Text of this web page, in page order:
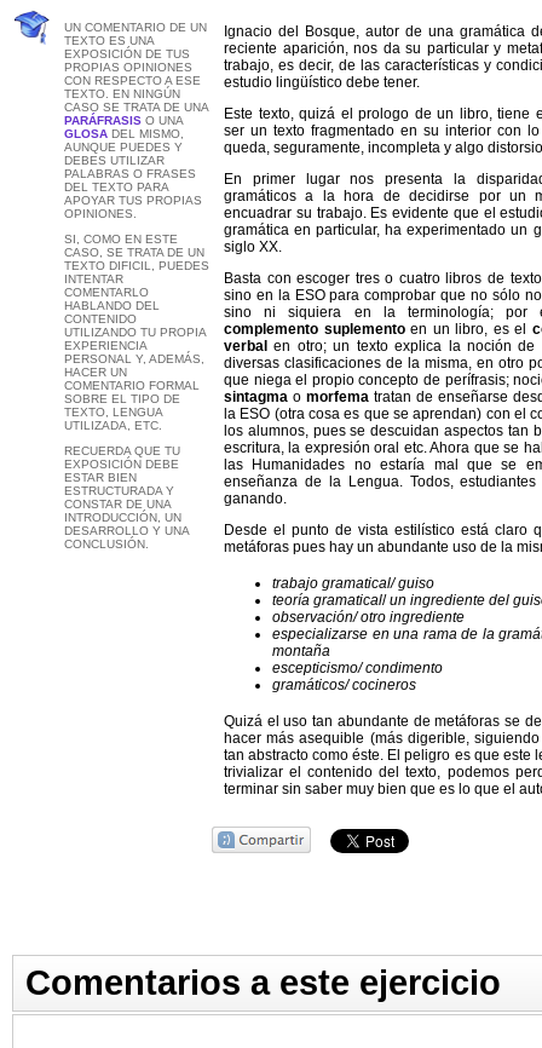
UN COMENTARIO DE UN
TEXTO ES UNA
EXPOSICIÓN DE TUS
PROPIAS OPINIONES
CON RESPECTO A ESE
TEXTO. EN NINGÚN
CASO SE TRATA DE UNA
PARÁFRASIS O UNA
GLOSA DEL MISMO,
AUNQUE PUEDES Y
DEBES UTILIZAR
PALABRAS O FRASES
DEL TEXTO PARA
APOYAR TUS PROPIAS
OPINIONES.
SI, COMO EN ESTE
CASO, SE TRATA DE UN
TEXTO DIFICIL, PUEDES
INTENTAR
COMENTARLO
HABLANDO DEL
CONTENIDO
UTILIZANDO TU PROPIA
EXPERIENCIA
PERSONAL Y, ADEMÁS,
HACER UN
COMENTARIO FORMAL
SOBRE EL TIPO DE
TEXTO, LENGUA
UTILIZADA, ETC.
RECUERDA QUE TU
EXPOSICIÓN DEBE
ESTAR BIEN
ESTRUCTURADA Y
CONSTAR DE UNA
INTRODUCCIÓN, UN
DESARROLLO Y UNA
CONCLUSIÓN.
Ignacio del Bosque, autor de una gramática
reciente aparición, nos da su particular y
trabajo, es decir, de las características y
estudio lingüístico debe tener.
Este texto, quizá el prologo de un libro, tiene
ser un texto fragmentado en su interior con
queda, seguramente, incompleta y algo
En primer lugar nos presenta la
gramáticos a la hora de decidirse por un
encuadrar su trabajo. Es evidente que el
gramática en particular, ha experimentado un
siglo XX.
Basta con escoger tres o cuatro libros de
sino en la ESO para comprobar que no sólo
sino ni siquiera en la terminología;
complemento suplementoen un libro, es el
verbal en otro; un texto explica la noción de
diversas clasificaciones de la misma, en otro
que niega el propio concepto de perífrasis;
sintagma o morfema tratan de enseñarse
la ESO (otra cosa es que se aprendan) con el
los alumnos, pues se descuidan aspectos tan
escritura, la expresión oral etc. Ahora que se
las Humanidades no estaría mal que se
enseñanza de la Lengua. Todos,
ganando.
Desde el punto de vista estilístico está claro
metáforas pues hay un abundante uso de la
trabajo gramatical/ guiso
teoría gramatical/un ingrediente del
observación/ otro ingrediente
especializarse en una rama de la
montaña
escepticismo/ condimento
gramáticos/ cocineros
Quizá el uso tan abundante de metáforas se
hacer más asequible (más digerible,
tan abstracto como éste. El peligro es que este
trivializar el contenido del texto, podemos
terminar sin saber muy bien que es lo que el
Comentarios a este ejercicio